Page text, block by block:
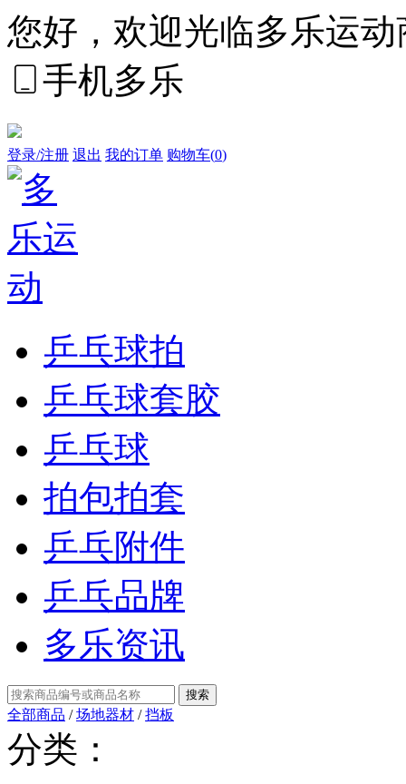
您好，欢迎光临多乐运动
手机多乐
登录/注册 退出 我的订单 购物车(0)
乒乓球拍
乒乓球套胶
乒乓球
拍包拍套
乒乓附件
乒乓品牌
多乐资讯
全部商品 /场地器材 /挡板
分类：